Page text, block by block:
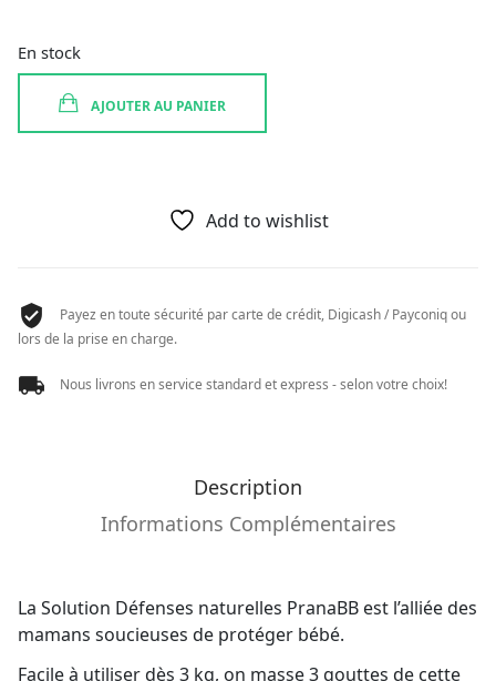
En stock
AJOUTER AU PANIER
Add to wishlist
Payez en toute sécurité par carte de crédit, Digicash / Payconiq ou
lors de la prise en charge.
Nous livrons en service standard et express - selon votre choix!
Description
Informations Complémentaires
La Solution Défenses naturelles PranaBB est l’alliée des
mamans soucieuses de protéger bébé.
Facile à utiliser dès 3 kg, on masse 3 gouttes de cette